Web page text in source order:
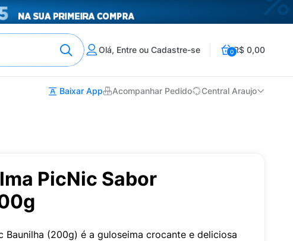
Olá, Entre ou Cadastre-se 0R$ 0,00
Baixar App Acompanhar Pedido Central Araujo
PicNic Sabor
Baunilha (200g) é a guloseima crocante e deliciosa